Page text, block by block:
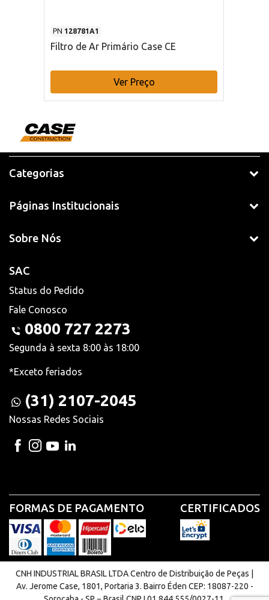
PN 128781A1
Filtro de Ar Primário Case CE
Ver Preço
Categorias
Páginas Institucionais
Sobre Nós
SAC
Status do Pedido
Fale Conosco
0800 727 2273
Segunda à sexta 8:00 às 18:00
*Exceto feriados
(31) 2107-2045
Nossas Redes Sociais
FORMAS DE PAGAMENTO CERTIFICADOS
CNH INDUSTRIAL BRASIL LTDA Centro de Distribuição de Peças |
Av. Jerome Case, 1801, Portaria 3. Bairro Éden CEP: 18087-220 -